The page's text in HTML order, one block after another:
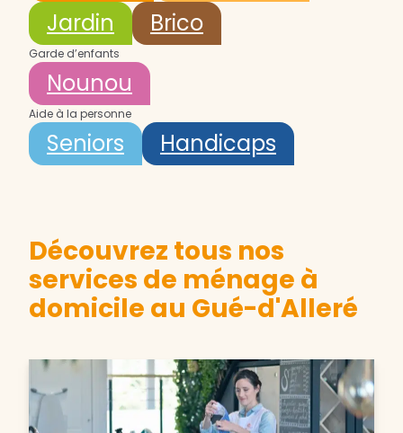
Jardin
Brico
Garde d’enfants
Nounou
Aide à la personne
Seniors Handicaps
Découvrez tous nos
services de ménage à
domicile au Gué-d'Alleré